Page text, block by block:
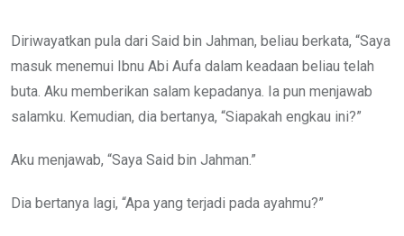
Diriwayatkan pula dari Said bin Jahman, beliau berkata, “Saya
masuk menemui Ibnu Abi Aufa dalam keadaan beliau telah
buta. Aku memberikan salam kepadanya. Ia pun menjawab
salamku. Kemudian, dia bertanya, “Siapakah engkau ini?”
Aku menjawab, “Saya Said bin Jahman.”
Dia bertanya lagi, “Apa yang terjadi pada ayahmu?”